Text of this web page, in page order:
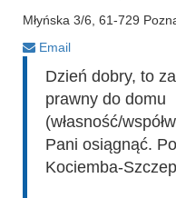
Młyńska 3/6, 61-729
Email
Dzień dobry, to
prawny do domu
(własność/
Pani osiągnąć.
Kociemba-